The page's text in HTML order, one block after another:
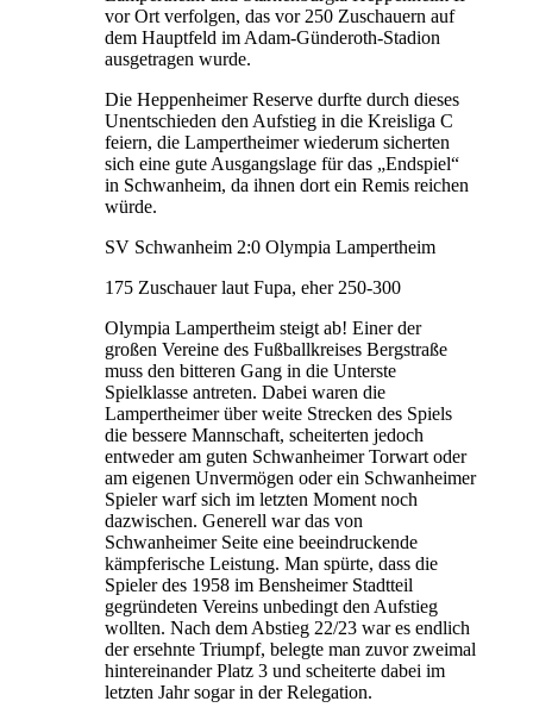
vor Ort verfolgen, das vor 250 Zuschauern auf
dem Hauptfeld im Adam-Günderoth-Stadion
ausgetragen wurde.
Die Heppenheimer Reserve durfte durch dieses
Unentschieden den Aufstieg in die Kreisliga C
feiern, die Lampertheimer wiederum sicherten
sich eine gute Ausgangslage für das „Endspiel“
in Schwanheim, da ihnen dort ein Remis reichen
würde.
SV Schwanheim 2:0 Olympia Lampertheim
175 Zuschauer laut Fupa, eher 250-300
Olympia Lampertheim steigt ab! Einer der
großen Vereine des Fußballkreises Bergstraße
muss den bitteren Gang in die Unterste
Spielklasse antreten. Dabei waren die
Lampertheimer über weite Strecken des Spiels
die bessere Mannschaft, scheiterten jedoch
entweder am guten Schwanheimer Torwart oder
am eigenen Unvermögen oder ein Schwanheimer
Spieler warf sich im letzten Moment noch
dazwischen. Generell war das von
Schwanheimer Seite eine beeindruckende
kämpferische Leistung. Man spürte, dass die
Spieler des 1958 im Bensheimer Stadtteil
gegründeten Vereins unbedingt den Aufstieg
wollten. Nach dem Abstieg 22/23 war es endlich
der ersehnte Triumpf, belegte man zuvor zweimal
hintereinander Platz 3 und scheiterte dabei im
letzten Jahr sogar in der Relegation.